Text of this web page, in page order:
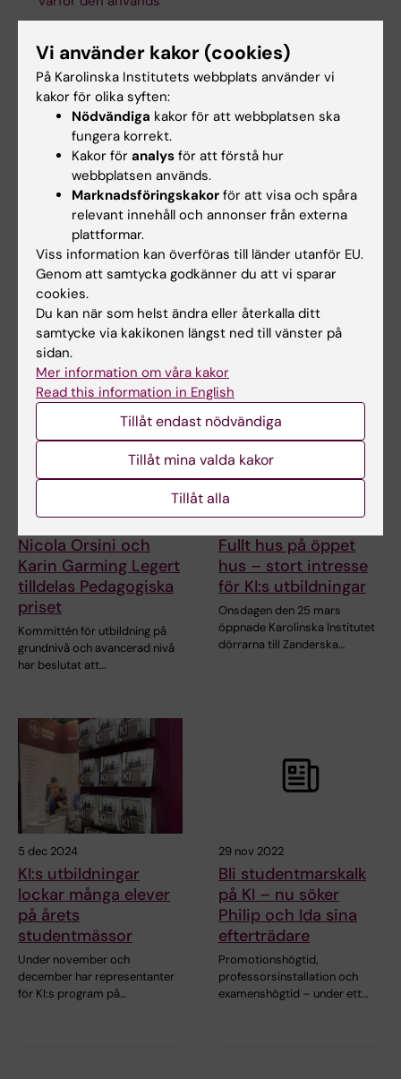
QS rankar odontologi vid KI som nummer 1
Tandläkarprogrammet
Uppdaterad av:
KI Kommunikati…
2019-10-28
Dela
Relaterade artiklar
11 maj 2026
Nicola Orsini och
Karin Garming Legert
tilldelas Pedagogiska
priset
Kommittén för utbildning på
grundnivå och avancerad nivå
har beslutat att…
27 mar 2026
Fullt hus på öppet
hus – stort intresse
för KI:s utbildningar
Onsdagen den 25 mars
öppnade Karolinska Institutet
dörrarna till Zanderska…
5 dec 2024
KI:s utbildningar
lockar många elever
på årets
studentmässor
Under november och
december har representanter
för KI:s program på…
29 nov 2022
Bli studentmarskalk
på KI – nu söker
Philip och Ida sina
efterträdare
Promotionshögtid,
professorsinstallation och
examenshögtid – under ett…
Vi använder kakor (cookies)
På Karolinska Institutets webbplats använder vi
kakor för olika syften:
Nödvändiga kakor för att webbplatsen ska
fungera korrekt.
Kakor för analys för att förstå hur
webbplatsen används.
Marknadsföringskakor för att visa och spåra
relevant innehåll och annonser från externa
plattformar.
Viss information kan överföras till länder utanför EU.
Genom att samtycka godkänner du att vi sparar
cookies.
Du kan när som helst ändra eller återkalla ditt
samtycke via kakikonen längst ned till vänster på
sidan.
Mer information om våra kakor
Read this information in English
Tillåt endast nödvändiga
Tillåt mina valda kakor
Tillåt alla